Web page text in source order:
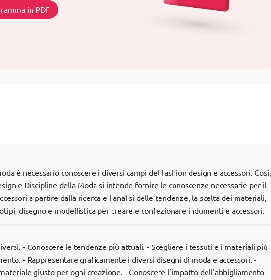
in PDF
è necessario conoscere i diversi campi del fashion design e accessori. Così,
e Discipline della Moda si intende fornire le conoscenze necessarie per il
a partire dalla ricerca e l'analisi delle tendenze, la scelta dei materiali,
disegno e modellistica per creare e confezionare indumenti e accessori.
- Conoscere le tendenze più attuali. - Scegliere i tessuti e i materiali più
- Rappresentare graficamente i diversi disegni di moda e accessori. -
giusto per ogni creazione. - Conoscere l'impatto dell'abbigliamento